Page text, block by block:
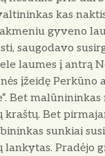
kas
gyveno
saugodavo
lau­mes į antrą
įžeidę Perkūno
Bet
Bet
sunkiai
Pradėjo